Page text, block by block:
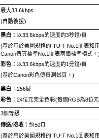
最大33.6kbps
(自動後援)
黑白： 以33.6kbps的速度約3秒鐘/頁
(基於用於美國規格的ITU-T No.1圖表和
Canon傳真標準No.1圖表兩個標準模式。)
彩色： 以33.6kbps的速度約1分鐘/頁
(基於Canon彩色傳真測試頁。)
黑白： 256層
彩色： 24位元完全色彩(每個RGB為8位
3個等級
傳送/接收： 約50頁
(基於用於美國規格的ITU-T No.1圖表和